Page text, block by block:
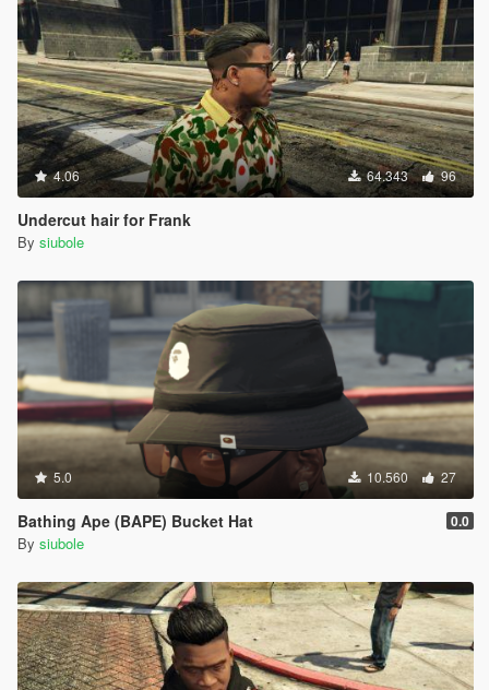
4.06 64.343 96
Undercut hair for Frank
By siubole
5.0 10.560 27
Bathing Ape (BAPE) Bucket Hat 0.0
By siubole